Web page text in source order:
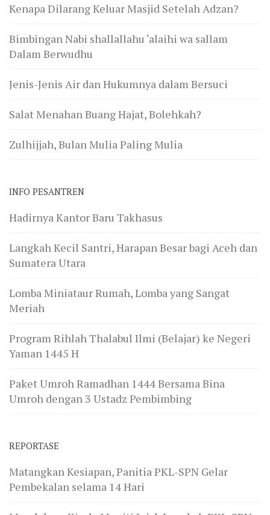
Kenapa Dilarang Keluar Masjid Setelah Adzan?
Bimbingan Nabi shallallahu ‘alaihi wa sallam
Dalam Berwudhu
Jenis-Jenis Air dan Hukumnya dalam Bersuci
Salat Menahan Buang Hajat, Bolehkah?
Zulhijjah, Bulan Mulia Paling Mulia
INFO PESANTREN
Hadirnya Kantor Baru Takhasus
Langkah Kecil Santri, Harapan Besar bagi Aceh dan
Sumatera Utara
Lomba Miniataur Rumah, Lomba yang Sangat
Meriah
Program Rihlah Thalabul Ilmi (Belajar) ke Negeri
Yaman 1445 H
Paket Umroh Ramadhan 1444 Bersama Bina
Umroh dengan 3 Ustadz Pembimbing
REPORTASE
Matangkan Kesiapan, Panitia PKL-SPN Gelar
Pembekalan selama 14 Hari